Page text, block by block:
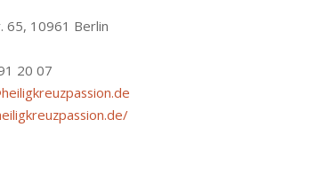
65, 10961 Berlin
20 07